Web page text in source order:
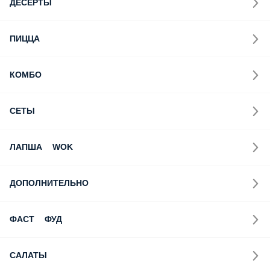
ДЕСЕРТЫ
ПИЦЦА
КОМБО
СЕТЫ
ЛАПША WOK
ДОПОЛНИТЕЛЬНО
ФАСТ ФУД
САЛАТЫ